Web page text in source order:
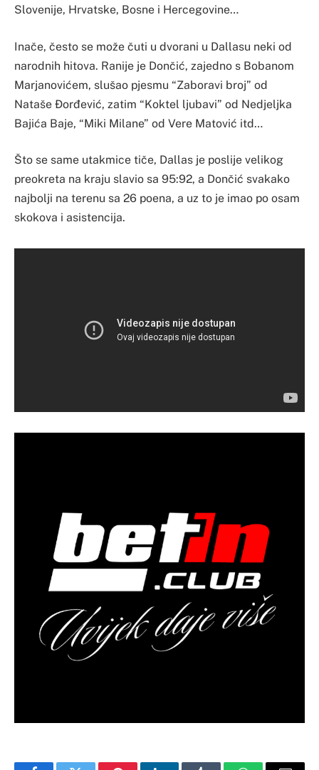
Slovenije, Hrvatske, Bosne i Hercegovine…
Inače, često se može čuti u dvorani u Dallasu neki od
narodnih hitova. Ranije je Dončić, zajedno s Bobanom
Marjanovićem, slušao pjesmu “Zaboravi broj” od
Nataše Đorđević, zatim “Koktel ljubavi” od Nedjeljka
Bajića Baje, “Miki Milane” od Vere Matović itd…
Što se same utakmice tiče, Dallas je poslije velikog
preokreta na kraju slavio sa 95:92, a Dončić svakako
najbolji na terenu sa 26 poena, a uz to je imao po osam
skokova i asistencija.